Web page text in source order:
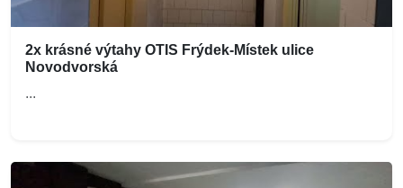
2x krásné výtahy OTIS Frýdek-Místek ulice
Novodvorská
...